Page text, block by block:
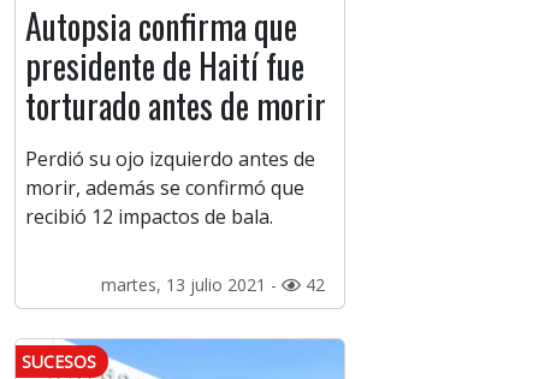
Autopsia confirma que
presidente de Haití fue
torturado antes de morir
Perdió su ojo izquierdo antes de
morir, además se confirmó que
recibió 12 impactos de bala.
martes, 13 julio 2021 - 42
SUCESOS